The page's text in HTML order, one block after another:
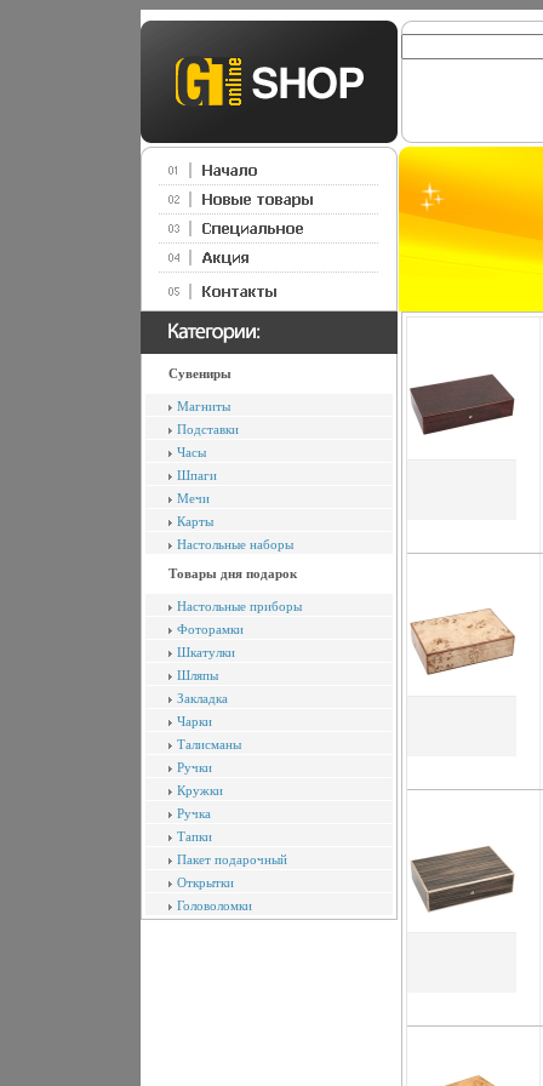
Сувениры
Магниты
Подставки
Часы
Шпаги
Мечи
Карты
Настольные наборы
Товары дня подарок
Настольные приборы
Фоторамки
Шкатулки
Шляпы
Закладка
Чарки
Талисманы
Ручки
Кружки
Ручка
Тапки
Пакет подарочный
Открытки
Головоломки